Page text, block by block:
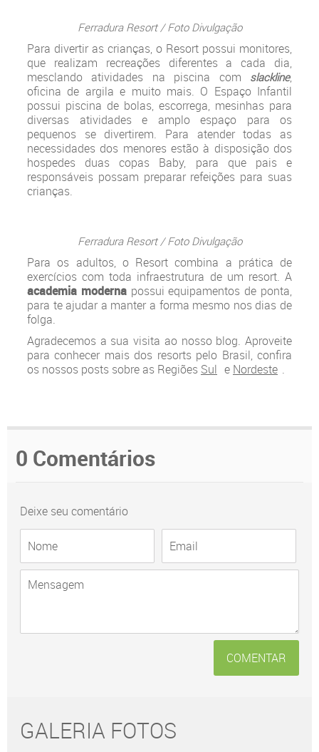
Ferradura Resort / Foto Divulgação
Para divertir as crianças, o Resort possui monitores,
que realizam recreações diferentes a cada dia,
mesclando atividades na piscina com slackline,
oficina de argila e muito mais. O Espaço Infantil
possui piscina de bolas, escorrega, mesinhas para
diversas atividades e amplo espaço para os
pequenos se divertirem. Para atender todas as
necessidades dos menores estão à disposição dos
hospedes duas copas Baby, para que pais e
responsáveis possam preparar refeições para suas
crianças.
Ferradura Resort / Foto Divulgação
Para os adultos, o Resort combina a prática de
exercícios com toda infraestrutura de um resort. A
academia modernapossui equipamentos de ponta,
para te ajudar a manter a forma mesmo nos dias de
folga.
Agradecemos a sua visita ao nosso blog. Aproveite
para conhecer mais dos resorts pelo Brasil, confira
os nossos posts sobre as Regiões Sul e Nordeste .
0 Comentários
Deixe seu comentário
COMENTAR
GALERIA FOTOS